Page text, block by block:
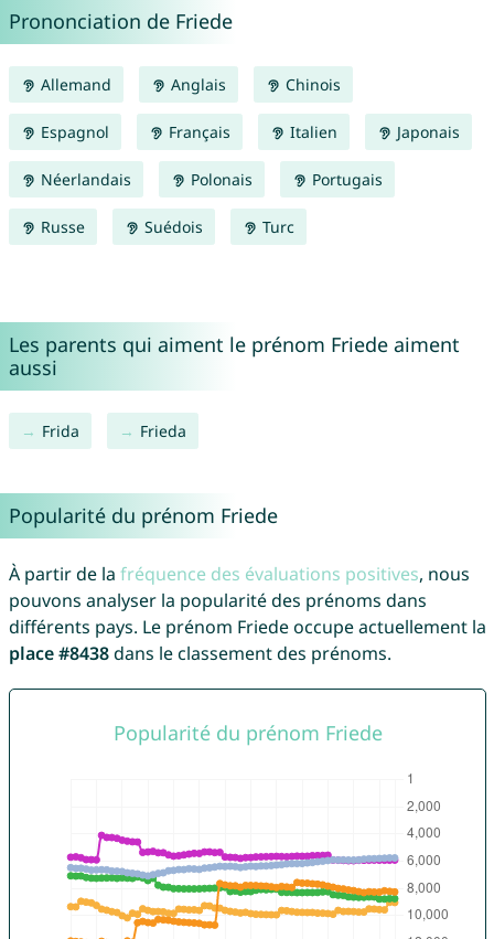
Prononciation de Friede
Allemand Anglais Chinois
Espagnol Français Italien Japonais
Néerlandais Polonais Portugais
Russe Suédois Turc
Les parents qui aiment le prénom Friede aiment
aussi
Frida Frieda
Popularité du prénom Friede
À partir de la fréquence des évaluations positives, nous
pouvons analyser la popularité des prénoms dans
différents pays. Le prénom Friede occupe actuellement la
place #8438dans le classement des prénoms.